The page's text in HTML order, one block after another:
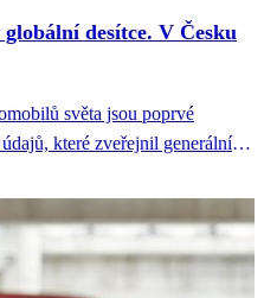
desítce. V Česku
světa jsou poprvé
které zveřejnil generální